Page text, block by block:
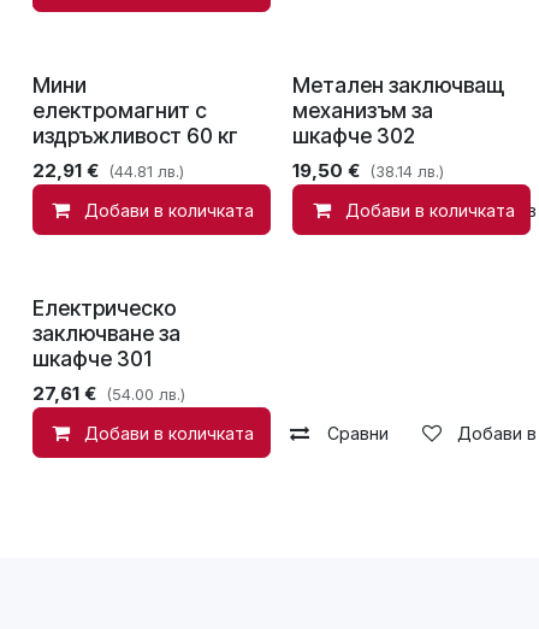
Мини
електромагнит с
издръжливост 60 кг
22,91€ (44.81 лв.)
Добави в количката Сравни Добави в
Метален заключващ
механизъм за
шкафче 302
19,50 € (38.14 лв.)
Добави в количката
Електрическо
заключване за
шкафче 301
27,61€ (54.00 лв.)
Добави в количката Сравни Добави в